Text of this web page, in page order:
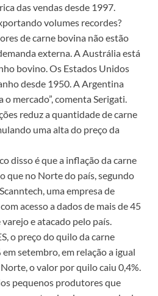
das vendas desde 1997.
volumes recordes?
de carne bovina não estão
externa. A Austrália está
bovino. Os Estados Unidos
desde 1950. A Argentina
mercado”, comenta Serigati.
reduz a quantidade de carne
uma alta do preço da
disso é que a inflação da carne
que no Norte do país, segundo
uma empresa de
acesso a dados de mais de 45
e atacado pelo país.
o preço do quilo da carne
setembro, em relação a igual
o valor por quilo caiu 0,4%.
pequenos produtores que